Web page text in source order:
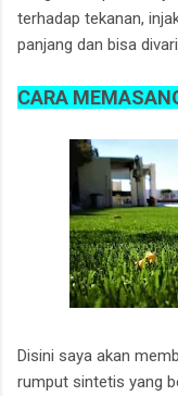
terhadap tekanan,
panjang dan bisa
CARA
Disini saya akan
rumput sintetis yang